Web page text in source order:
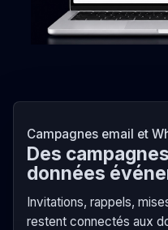
Campagnes email et
Des
données
Invitations, rappels,
restent connectés aux